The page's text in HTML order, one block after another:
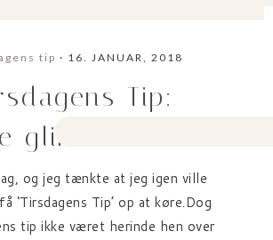
tip · 16. JANUAR, 2018
Tip:
glimmersokker
og jeg tænkte at jeg igen ville
‘Tirsdagens Tip’ op at køre.Dog
tip ikke været herinde hen over